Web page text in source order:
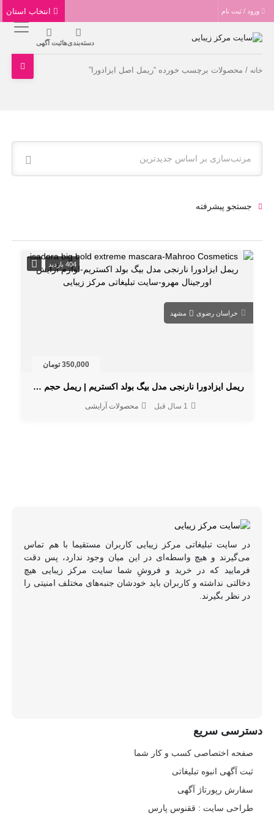
ورود / ثبت نام
دسته‌بندی‌هاثبت آگهی
خانه / محصولات برچسب خورده “ریمل اصل ایزادورا”
مرتب‌سازی بر اساس جدیدترین
جستجو پیشرفته
404 بازدید
خراسان رضوی مشهد
350,000 تومان
ریمل ایزادورا نارنجی مدل بیگ بولد اکستریم | ریمل حجم دهنده و بلندکننده
1 سال قبل محصولات آرایشی
در سایت تبلیغاتی مرکز زیبایی کاربران مستقیما با هم تماس
می‌گیرند و هیچ واسطه‌ای در این میان وجود ندارد، پس دقت
فرمایید که در خرید و فروشِ شما سایت مرکز زیبایی هیچ
دخالتی نداشته و کاربران باید خودشان جنبه‌های مختلف امنیتی را
در نظر بگیرند.
دسترسی سریع
صفحه اختصاصی کسب و کار شما
ثبت آگهی انبوه تبلیغاتی
سفارش رپورتاژ آگهی
طراحی سایت : ققنوس پارس